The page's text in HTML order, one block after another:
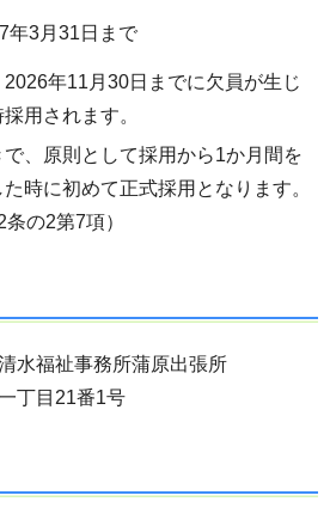
年3月31日まで
年11月30日までに欠員が生じ
用されます。
、原則として採用から1か月間を
時に初めて正式採用となります。
の2第7項）
水福祉事務所蒲原出張所
丁目21番1号